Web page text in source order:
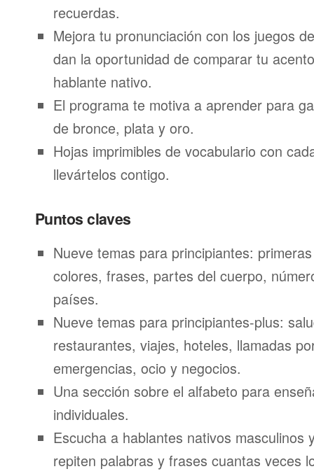
recuerdas.
Mejora tu pronunciación con los juegos
dan la oportunidad de comparar tu
hablante nativo.
El programa te motiva a aprender para
de bronce, plata y oro.
Hojas imprimibles de vocabulario con
llevártelos contigo.
Puntos claves
Nueve temas para principiantes:
colores, frases, partes del cuerpo,
países.
Nueve temas para principiantes-plus:
restaurantes, viajes, hoteles, llamadas
emergencias, ocio y negocios.
Una sección sobre el alfabeto para
individuales.
Escucha a hablantes nativos masculinos
repiten palabras y frases cuantas veces